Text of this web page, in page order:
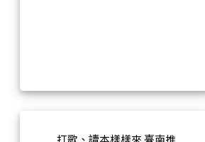
打歌、讀本樣樣來 臺南推